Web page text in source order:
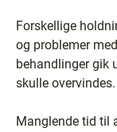
Forskellige
og problemer
behandlinger gik
skulle overvindes.
Manglende tid til